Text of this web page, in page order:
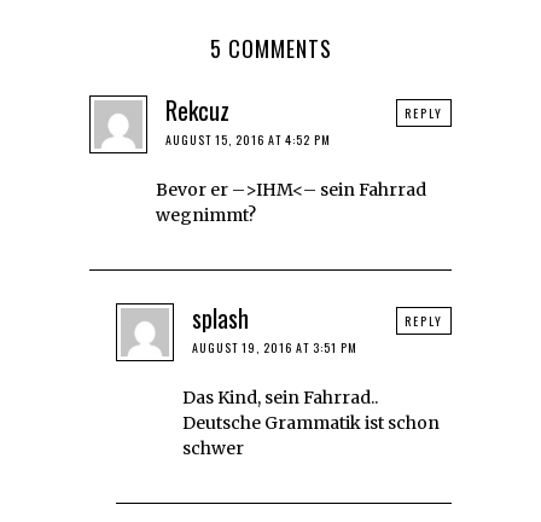
5 COMMENTS
Rekcuz
AUGUST 15, 2016 AT 4:52 PM
Bevor er –>IHM<– sein Fahrrad
wegnimmt?
REPLY
splash
AUGUST 19, 2016 AT 3:51 PM
Das Kind, sein Fahrrad..
Deutsche Grammatik ist schon
schwer
REPLY